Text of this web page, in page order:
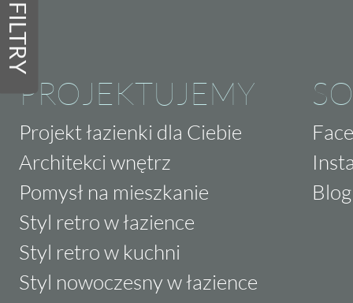
FILTRY
PROJEKTUJEMY
Projekt łazienki dla Ciebie
Architekci wnętrz
Pomysł na mieszkanie
Styl retro w łazience
Styl retro w kuchni
Styl nowoczesny w łazience
Blog